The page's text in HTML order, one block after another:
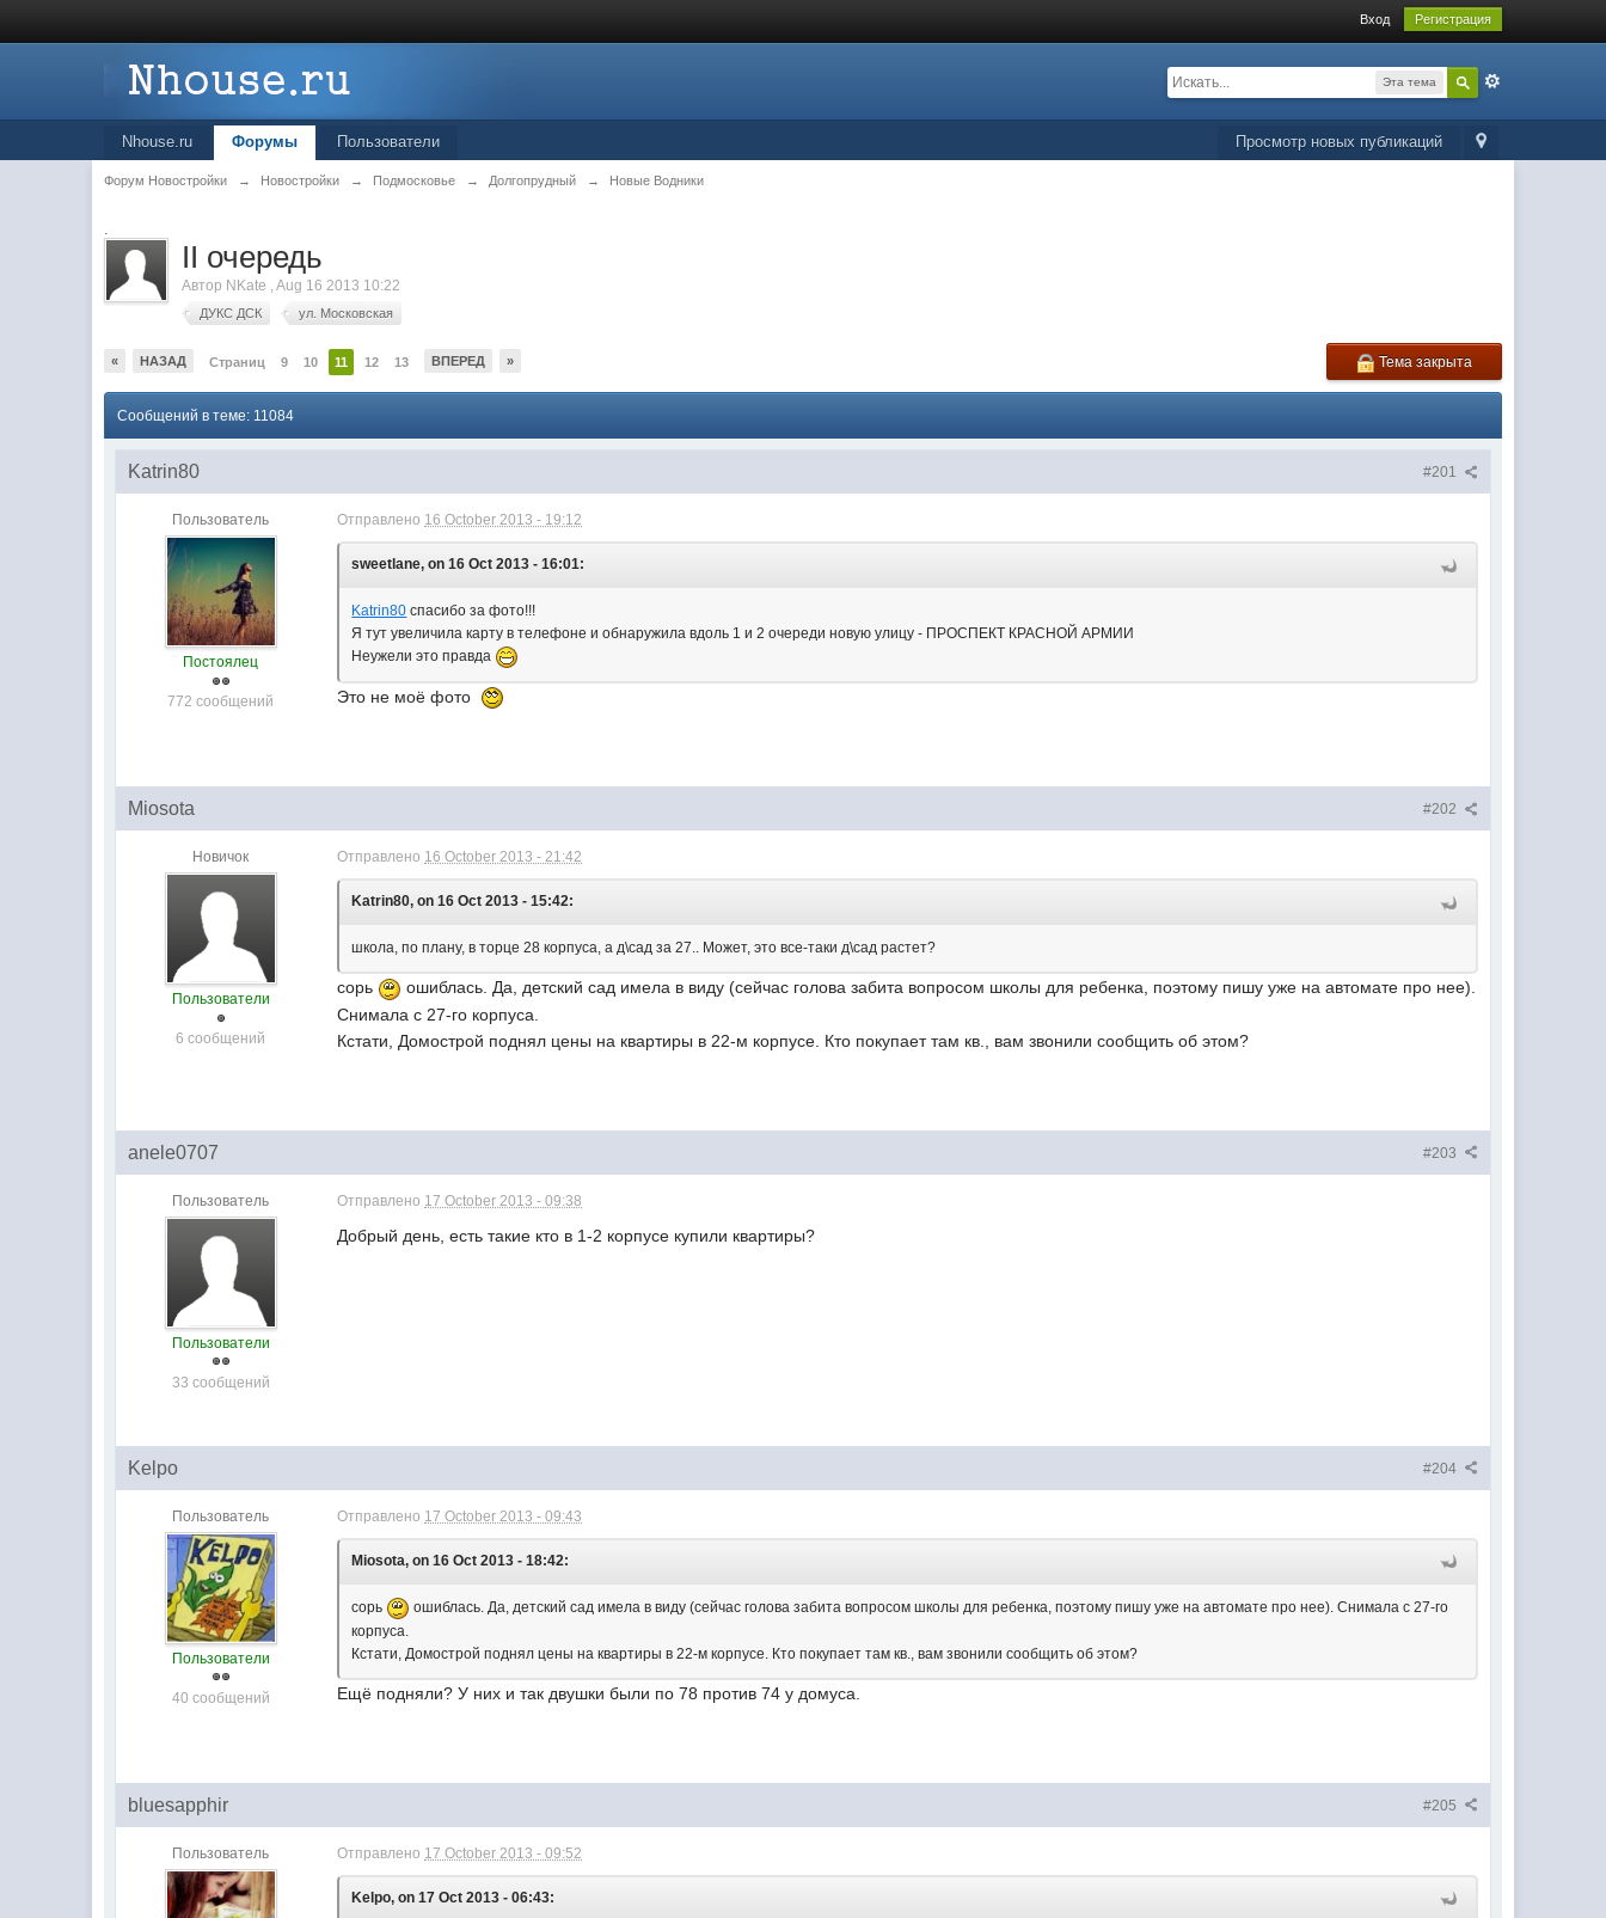
Вход Регистрация
Эта тема
Просмотр новых публикаций
Nhouse.ru Форумы Пользователи
Форум Новостройки → Новостройки → Подмосковье → Долгопрудный → Новые Водники
.
II очередь
Автор NKate ,Aug 16 2013 10:22
ДУКС ДСК ул. Московская
« НАЗАД Страниц 9 10 11 12 13 ВПЕРЕД » Тема закрыта
Сообщений в теме: 11084
#201
Katrin80
Пользователь
Постоялец
772 сообщений
Отправлено 16 October 2013 - 19:12
sweetlane, on 16 Oct 2013 - 16:01:
Katrin80 спасибо за фото!!!
Я тут увеличила карту в телефоне и обнаружила вдоль 1 и 2 очереди новую улицу - ПРОСПЕКТ КРАСНОЙ АРМИИ
Неужели это правда
Это не моё фото
#202
Miosota
Новичок
Пользователи
6 сообщений
Отправлено 16 October 2013 - 21:42
Katrin80, on 16 Oct 2013 - 15:42:
школа, по плану, в торце 28 корпуса, а д\сад за 27.. Может, это все-таки д\сад растет?
сорь
ошиблась. Да, детский сад имела в виду (сейчас голова забита вопросом школы для ребенка, поэтому пишу уже на автомате про нее).
Снимала с 27-го корпуса.
Кстати, Домострой поднял цены на квартиры в 22-м корпусе. Кто покупает там кв., вам звонили сообщить об этом?
#203
anele0707
Пользователь
Пользователи
33 сообщений
Отправлено 17 October 2013 - 09:38
Добрый день, есть такие кто в 1-2 корпусе купили квартиры?
#204
Kelpo
Пользователь
Пользователи
40 сообщений
Отправлено 17 October 2013 - 09:43
Miosota, on 16 Oct 2013 - 18:42:
сорь
ошиблась. Да, детский сад имела в виду (сейчас голова забита вопросом школы для ребенка, поэтому пишу уже на автомате про нее). Снимала с 27-го
корпуса.
Кстати, Домострой поднял цены на квартиры в 22-м корпусе. Кто покупает там кв., вам звонили сообщить об этом?
Ещё подняли? У них и так двушки были по 78 против 74 у домуса.
#205
bluesapphir
Пользователь Отправлено 17 October 2013 - 09:52
Kelpo, on 17 Oct 2013 - 06:43: